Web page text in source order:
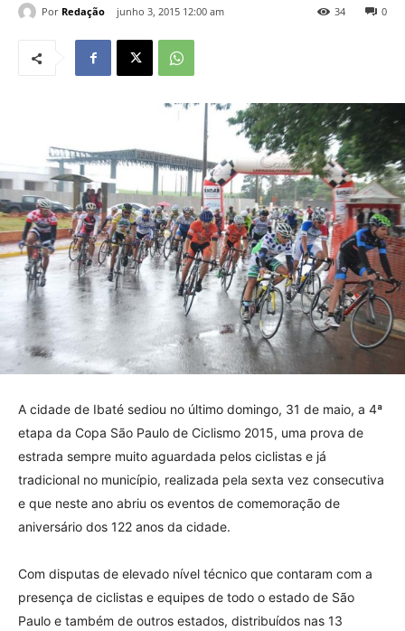
Por Redação junho 3, 2015 12:00 am 0
34
A cidade de Ibaté sediou no último domingo, 31 de maio, a 4ª
etapa da Copa São Paulo de Ciclismo 2015, uma prova de
estrada sempre muito aguardada pelos ciclistas e já
tradicional no município, realizada pela sexta vez consecutiva
e que neste ano abriu os eventos de comemoração de
aniversário dos 122 anos da cidade.
Com disputas de elevado nível técnico que contaram com a
presença de ciclistas e equipes de todo o estado de São
Paulo e também de outros estados, distribuídos nas 13